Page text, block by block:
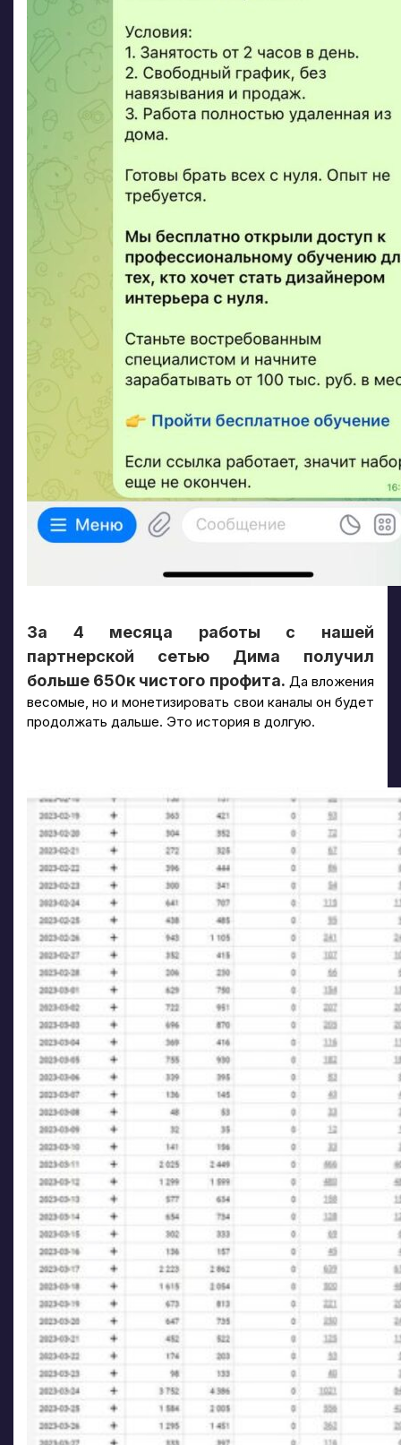
За 4 месяца работы с нашей
партнерской сетью Дима получил
больше 650к чистого профита. Да вложения
весомые, но и монетизировать свои каналы он будет
продолжать дальше. Это история в долгую.